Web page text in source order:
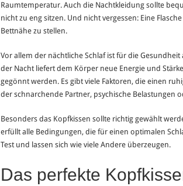
Raumtemperatur. Auch die Nachtkleidung sollte
nicht zu eng sitzen. Und nicht vergessen: Eine Flasche
Bettnähe zu stellen.
Vor allem der nächtliche Schlaf ist für die
der Nacht liefert dem Körper neue Energie und
gegönnt werden. Es gibt viele Faktoren, die einen
der schnarchende Partner, psychische Belastungen
Besonders das Kopfkissen sollte richtig gewählt
erfüllt alle Bedingungen, die für einen optimalen
Test und lassen sich wie viele Andere überzeugen.
Das perfekte